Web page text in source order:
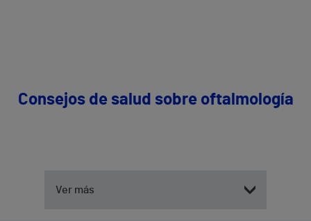
Consejos de salud sobre oftalmología
Ver más